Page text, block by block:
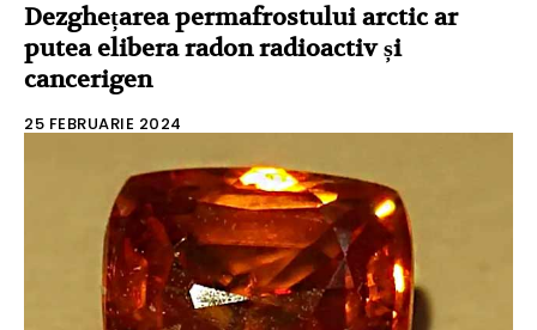
Dezghețarea permafrostului arctic ar
putea elibera radon radioactiv și
cancerigen
25 FEBRUARIE 2024